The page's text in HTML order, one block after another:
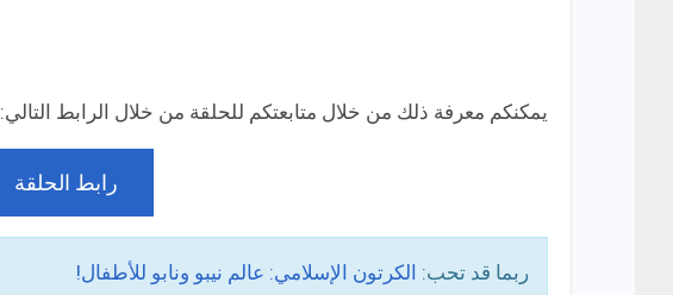
يمكنكم معرفة ذلك من خلال متابعتكم للحلقة من خلال الرابط التالي:
رابط الحلقة
ربما قد تحب: الكرتون الإسلامي: عالم نيبو ونابو للأطفال!